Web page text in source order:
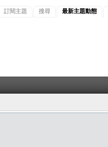
訂閱主題 搜尋 最新主題動態